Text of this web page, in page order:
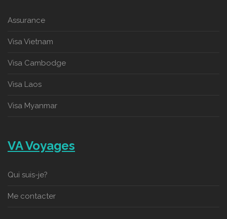
Assurance
Visa Vietnam
Visa Cambodge
Visa Laos
Visa Myanmar
VA Voyages
Qui suis-je?
Me contacter